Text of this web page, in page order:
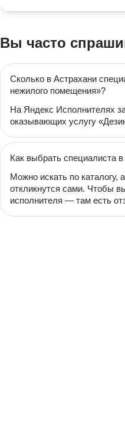
Вы часто
Сколько в Астрахани
нежилого помещения»?
На Яндекс Исполнителях
оказывающих услугу
Как выбрать специалиста
Можно искать по каталогу,
откликнутся сами. Чтобы
исполнителя — там есть